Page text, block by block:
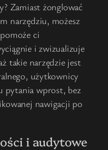
Zamiast żonglować
narzędziu, możesz
ci
i zwizualizuje
takie narzędzie jest
użytkownicy
pytania wprost, bez
nawigacji po
i audytowe